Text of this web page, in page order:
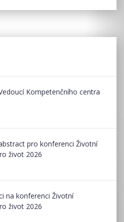
Kompetenčního centra
pro konferenci Životní
život 2026
na konferenci Životní
život 2026